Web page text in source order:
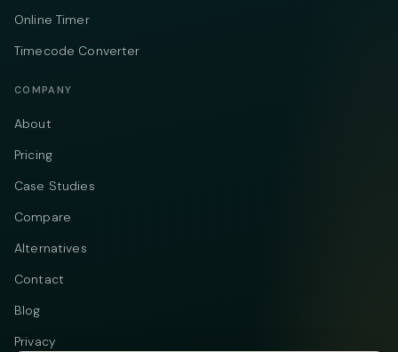
Online Timer
Timecode Converter
COMPANY
About
Pricing
Case Studies
Compare
Alternatives
Contact
Blog
Privacy